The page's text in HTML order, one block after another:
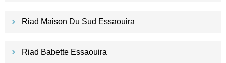
Riad Maison Du Sud Essaouira
Riad Babette Essaouira